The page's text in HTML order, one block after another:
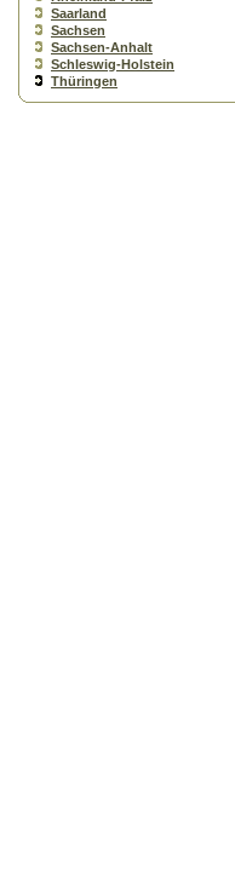
Saarland
Sachsen
Sachsen-Anhalt
Schleswig-Holstein
Thüringen